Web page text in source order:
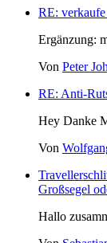
RE:
Ergänzung:
Von Peter
RE: Anti-
Hey Danke
Von
Großsegel
Hallo